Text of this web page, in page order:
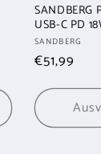
SANDBERG
USB-C PD
Anbieter:
SANDBERG
Normaler
€51,99